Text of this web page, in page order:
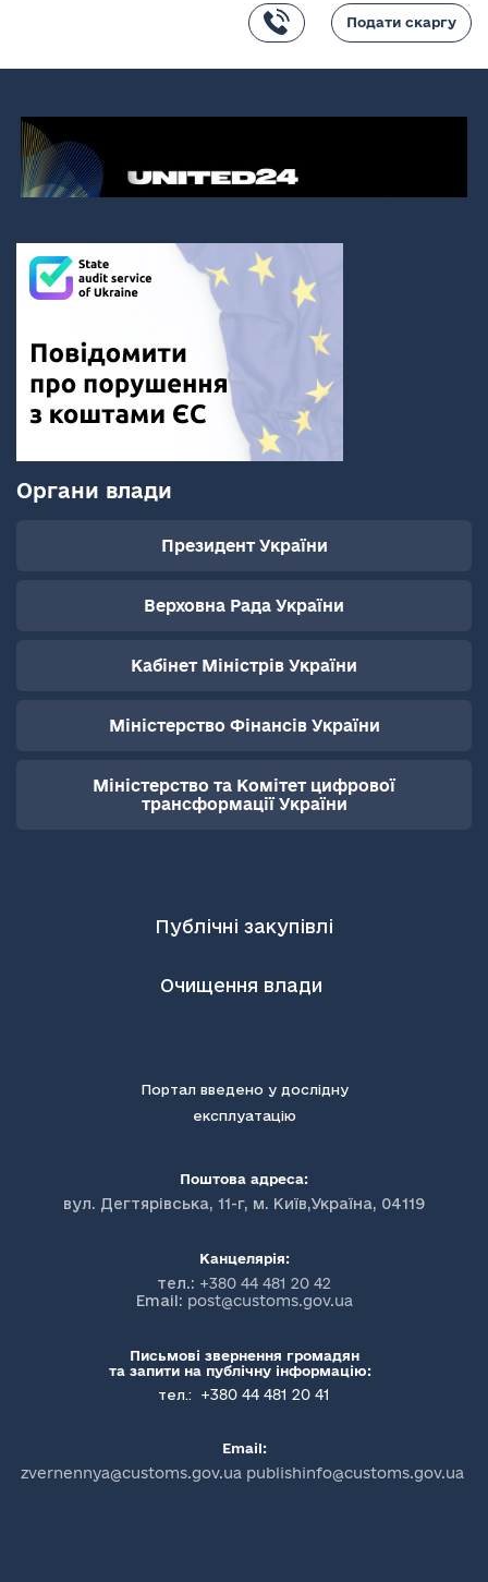
Подати скаргу
Органи влади
Президент України
Верховна Рада України
Кабінет Міністрів України
Міністерство Фінансів України
Міністерство та Комітет цифрової
трансформації України
Публічні закупівлі
Очищення влади
Портал введено у дослідну
експлуатацію
Поштова адреса:
вул. Дегтярівська, 11-г, м. Київ,Україна, 04119
Канцелярія:
тел.: +380 44 481 20 42
Email: post@customs.gov.ua
Письмові звернення громадян
та запити на публічну інформацію:
тел.:
+380 44 481 20 41
Email:
zvernennya@customs.gov.ua publishinfo@customs.gov.ua